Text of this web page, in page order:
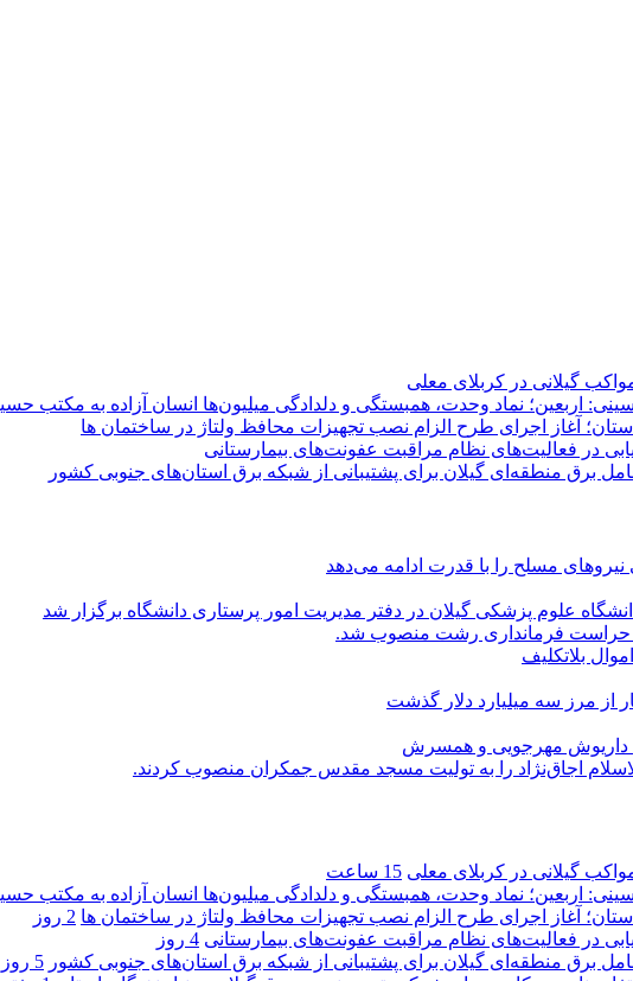
گیلانی در کربلای معلی
اربعین؛ نماد وحدت، همبستگی و دلدادگی میلیون‌ها انسان آزاده به مکتب
آغاز اجرای طرح الزام نصب تجهیزات محافظ ولتاژ در ساختمان ها
در فعالیت‌های نظام مراقبت عفونت‌های بیمارستانی
برق منطقه‌ای گیلان برای پشتیبانی از شبكه برق استان‌های جنوبی كشور
مسلح را با قدرت ادامه می‌دهد
علوم پزشکی گیلان در دفتر مدیریت امور پرستاری دانشگاه برگزار شد
حراست فرمانداری رشت منصوب شد.
بلاتکلیف
از مرز سه میلیارد دلار گذشت
داریوش مهرجویی و همسرش
اجاق‌نژاد را به تولیت مسجد مقدس جمکران منصوب کردند.
گیلانی در کربلای معلی 15 ساعت
اربعین؛ نماد وحدت، همبستگی و دلدادگی میلیون‌ها انسان آزاده به مکتب
آغاز اجرای طرح الزام نصب تجهیزات محافظ ولتاژ در ساختمان ها 2 روز
در فعالیت‌های نظام مراقبت عفونت‌های بیمارستانی 4 روز
برق منطقه‌ای گیلان برای پشتیبانی از شبكه برق استان‌های جنوبی كشور 5 روز